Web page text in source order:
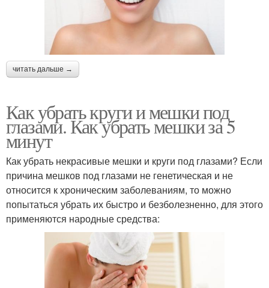
читать дальше →
Как убрать круги и мешки под
глазами. Как убрать мешки за 5
минут
Как убрать некрасивые мешки и круги под глазами? Если
причина мешков под глазами не генетическая и не
относится к хроническим заболеваниям, то можно
попытаться убрать их быстро и безболезненно, для этого
применяются народные средства: